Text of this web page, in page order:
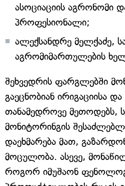
ასოციაციის აგრონომი
პროფესიონალი;
ალექსანდრე მელქაძე,
აგრომიმართულების
შეხვედრის ფარგლებში
გაეცნობიან ირიგაციისა
თანამედროვე მეთოდებს,
მონიტორინგის
დაეხმარება მათ,
მოცულობა. ასევე,
როგორ იმუშაონ